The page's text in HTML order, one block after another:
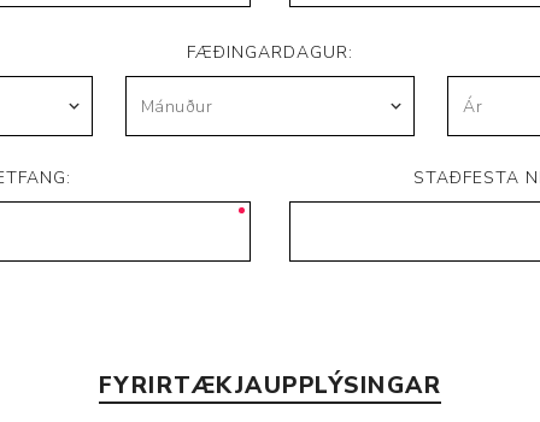
FÆÐINGARDAGUR:
STAÐFESTA
FYRIRTÆKJAUPPLÝSINGAR